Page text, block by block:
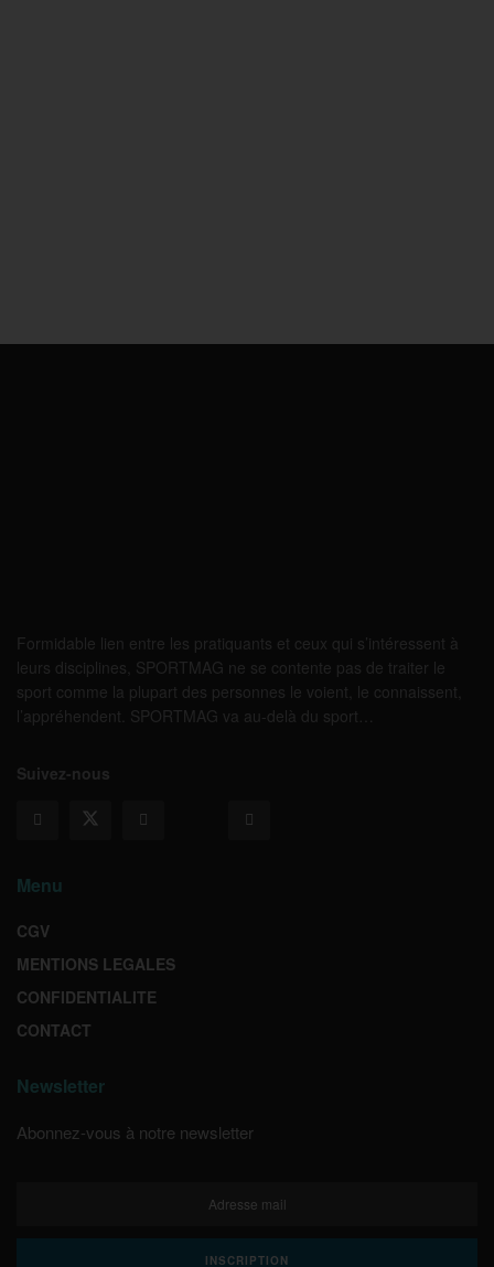
Formidable lien entre les pratiquants et ceux qui s’intéressent à
leurs disciplines, SPORTMAG ne se contente pas de traiter le
sport comme la plupart des personnes le voient, le connaissent,
l’appréhendent. SPORTMAG va au-delà du sport…
Suivez-nous
Menu
CGV
MENTIONS LEGALES
CONFIDENTIALITE
CONTACT
Newsletter
Abonnez-vous à notre newsletter